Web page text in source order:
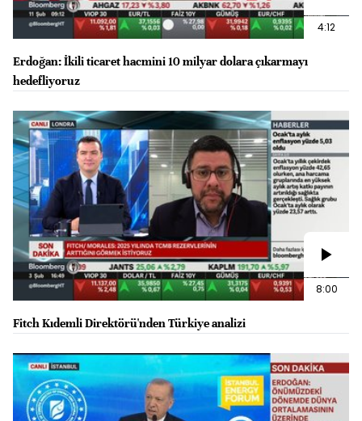
4:12
Erdoğan: İkili ticaret hacmini 10 milyar dolara çıkarmayı
hedefliyoruz
8:00
Fitch Kıdemli Direktörü'nden Türkiye analizi